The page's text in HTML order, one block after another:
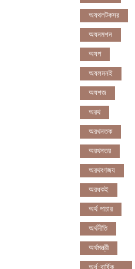
অযথলটকসর
অযনমশন
অযপ
অযলমনই
অযশজ
অরথ
অরথনতক
অরথনতর
অরথবণজয
অরধকই
অর্থ পাচার
অর্থনীতি
অর্থমন্ত্রী
অর্ধ-বার্ষিক